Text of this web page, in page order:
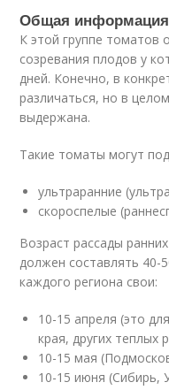
Общая информация
К этой группе томатов
созревания плодов у
дней. Конечно, в
различаться, но в
выдержана.
Такие томаты могут
ультраранние
скороспелые
Возраст рассады
должен составлять 40-
каждого региона свои:
10-15 апреля (это
края, других теплых
10-15 мая
10-15 июня (Сибирь,